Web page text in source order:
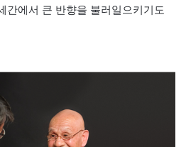
간에서 큰 반향을 불러일으키기도